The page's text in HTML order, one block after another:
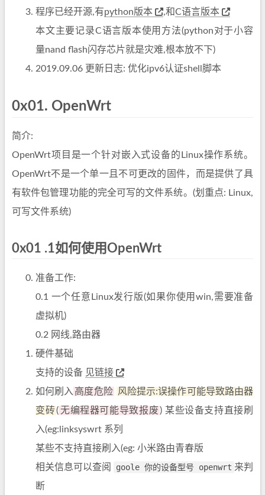
程序已经开源,有python版本 ,和C语言版本
本文主要记录C语言版本使用方法(python对于小容
量nand flash闪存芯片就是灾难,根本放不下)
2019.09.06 更新日志: 优化ipv6认证shell脚本
0x01. OpenWrt
简介:
OpenWrt项目是一个针对嵌入式设备的Linux操作系统。
OpenWrt不是一个单一且不可更改的固件，而是提供了具
有软件包管理功能的完全可写的文件系统。(划重点: Linux,
可写文件系统)
0x01 .1如何使用OpenWrt
准备工作:
0.1 一个任意Linux发行版(如果你使用win,需要准备
虚拟机)
0.2 网线,路由器
硬件基础
支持的设备 见链接
如何刷入 高度危险 风险提示:误操作可能导致路由器
变砖(无编程器可能导致报废 ) 某些设备支持直接刷
入(eg:linksyswrt 系列
某些不支持直接刷入(eg: 小米路由青春版
相关信息可以查阅
goole 你的设备型号 openwrt 来判
断